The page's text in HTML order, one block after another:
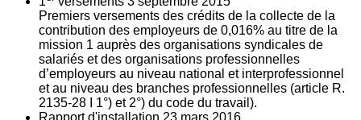
Premiers versements des crédits de la collecte de la
contribution des employeurs de 0,016% au titre de la
mission 1 auprès des organisations syndicales de
salariés et des organisations professionnelles
d’employeurs au niveau national et interprofessionnel
et au niveau des branches professionnelles (article R.
2135‐28 I 1°) et 2°) du code du travail).